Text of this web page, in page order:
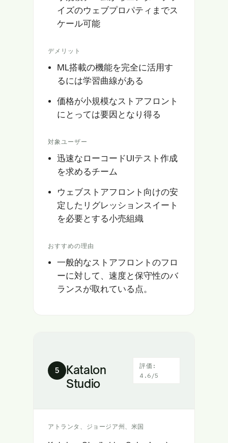
イズのウェブプロパティまでス
ケール可能
デメリット
ML搭載の機能を完全に活用す
るには学習曲線がある
価格が小規模なストアフロント
にとっては要因となり得る
対象ユーザー
迅速なローコードUIテスト作成
を求めるチーム
ウェブストアフロント向けの安
定したリグレッションスイート
を必要とする小売組織
おすすめの理由
一般的なストアフロントのフロ
ーに対して、速度と保守性のバ
ランスが取れている点。
5
Katalon
Studio
評価:
4.6/5
アトランタ、ジョージア州、米国